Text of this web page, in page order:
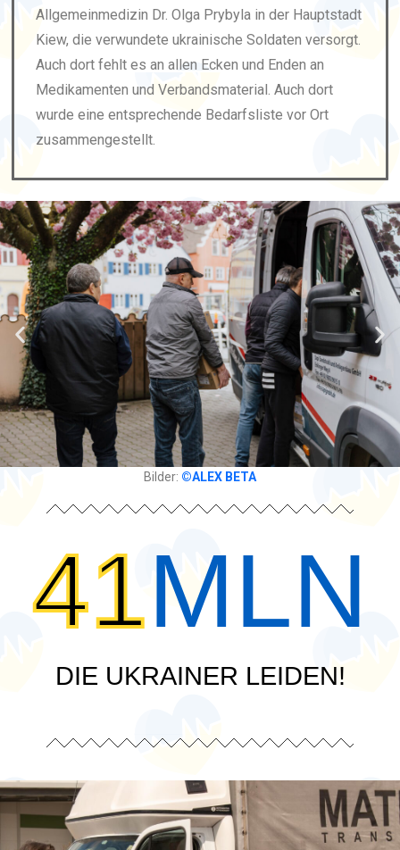
Allgemeinmedizin Dr. Olga Prybyla in der Hauptstadt
Kiew, die verwundete ukrainische Soldaten versorgt.
Auch dort fehlt es an allen Ecken und Enden an
Medikamenten und Verbandsmaterial. Auch dort
wurde eine entsprechende Bedarfsliste vor Ort
zusammengestellt.
Bilder: ©ALEX BETA
41MLN
DIE UKRAINER LEIDEN!